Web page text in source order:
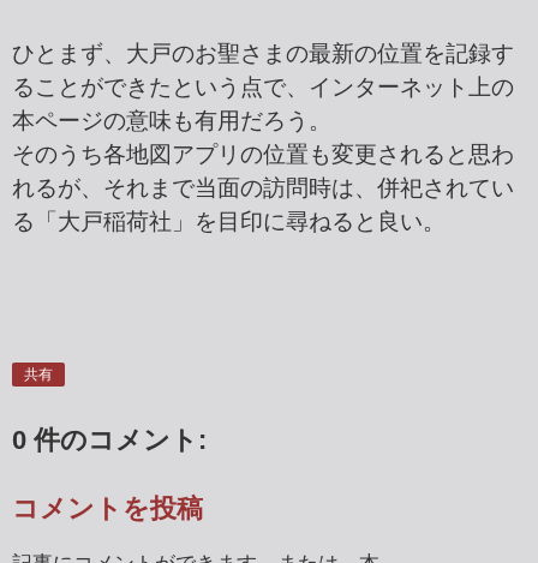
ひとまず、大戸のお聖さまの最新の位置を記録す
ることができたという点で、インターネット上の
本ページの意味も有用だろう。
そのうち各地図アプリの位置も変更されると思わ
れるが、それまで当面の訪問時は、併祀されてい
る「大戸稲荷社」を目印に尋ねると良い。
共有
0 件のコメント:
コメントを投稿